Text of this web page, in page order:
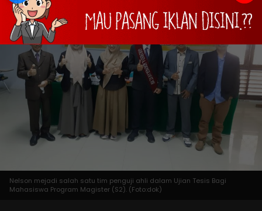
Nelson mejadi salah satu tim penguji ahli dalam Ujian Tesis Bagi
Mahasiswa Program Magister (S2). (Foto:dok)